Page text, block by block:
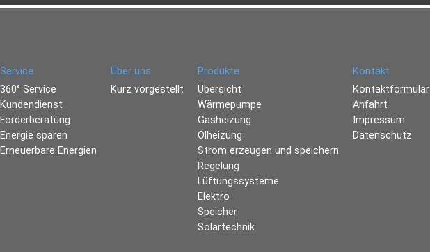
Service
360° Service
Kundendienst
Förderberatung
Energie sparen
Erneuerbare Energien
Über uns
Kurz vorgestellt
Produkte
Übersicht
Wärmepumpe
Gasheizung
Ölheizung
Strom erzeugen und speichern
Regelung
Lüftungssysteme
Elektro
Speicher
Solartechnik
Kontakt
Kontaktformular
Anfahrt
Impressum
Datenschutz